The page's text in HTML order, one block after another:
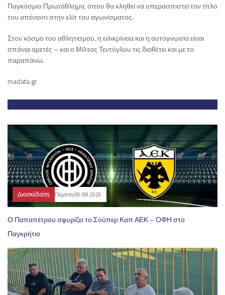
Παγκόσμιο Πρωτάθλημα, όπου θα κληθεί να υπερασπιστεί τον τίτλο
του απέναντι στην ελίτ του αγωνίσματος.
Στον κόσμο του αθλητισμού, η ειλικρίνεια και η αυτογνωσία είναι
σπάνια αρετές – και ο Μίλτος Τεντόγλου τις διαθέτει και με το
παραπάνω.
madata.gr
Διασκέδαση Πέμπτη 06.08.2026
Ο Παπαπέτρου σφυρίζει το Σούπερ Καπ ΑΕΚ – ΟΦΗ στο
Παγκρήτιο